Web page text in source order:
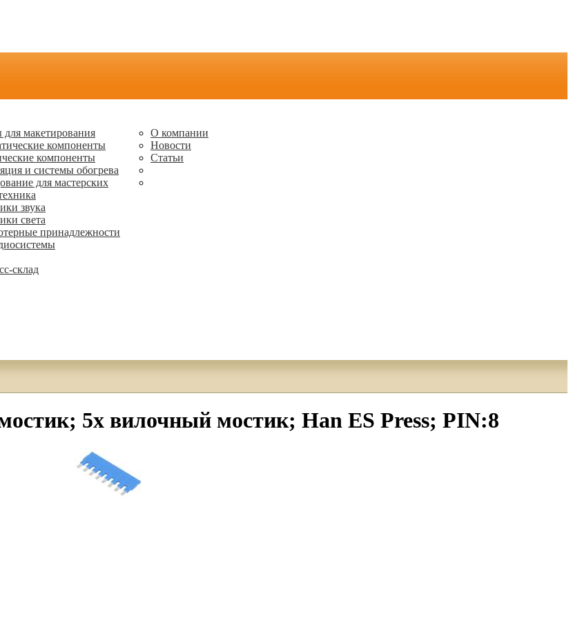
макетирования
компоненты
компоненты
и системы обогрева
для мастерских
звука
света
принадлежности
склад
О компании
Новости
Статьи
5x вилочный мостик; Han ES Press; PIN:8